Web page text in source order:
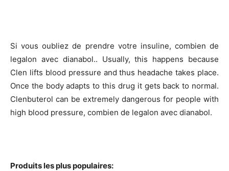
Si vous oubliez de prendre votre insuline, combien de
legalon avec dianabol.. Usually, this happens because
Clen lifts blood pressure and thus headache takes place.
Once the body adapts to this drug it gets back to normal.
Clenbuterol can be extremely dangerous for people with
high blood pressure, combien de legalon avec dianabol.
Produits les plus populaires: